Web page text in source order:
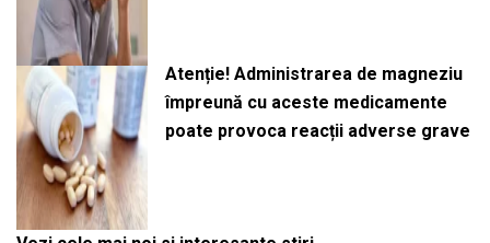
Atenție! Administrarea de magneziu
împreună cu aceste medicamente
poate provoca reacții adverse grave